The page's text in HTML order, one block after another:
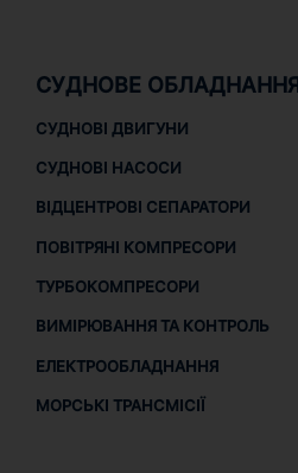
СУДНОВЕ ОБЛАДНАННЯ
СУДНОВІ ДВИГУНИ
СУДНОВІ НАСОСИ
ВІДЦЕНТРОВІ СЕПАРАТОРИ
ПОВІТРЯНІ КОМПРЕСОРИ
ТУРБОКОМПРЕСОРИ
ВИМІРЮВАННЯ ТА КОНТРОЛЬ
ЕЛЕКТРООБЛАДНАННЯ
МОРСЬКІ ТРАНСМІСІЇ